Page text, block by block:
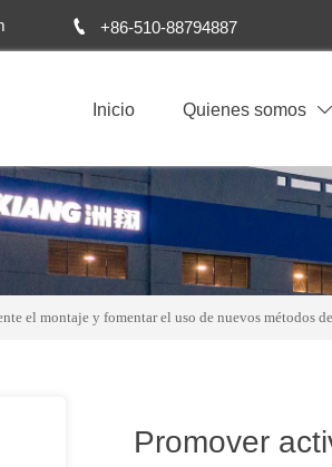
 +86-510-88794887
Inicio Quienes somos 
el montaje y fomentar el uso de nuevos métodos
Promover